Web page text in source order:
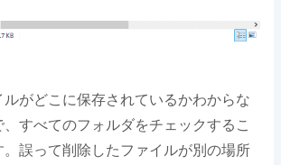
がどこに保存されているかわからな
すべてのフォルダをチェックするこ
。誤って削除したファイルが別の場所